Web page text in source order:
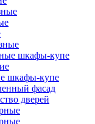
шкафы-купе
шкафы-купе
фасад
дверей